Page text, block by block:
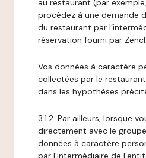
au restaurant (par
procédez à une demande
du restaurant par
réservation fourni par
Vos données à caractère
collectées par le
dans les hypothèses
3.1.2. Par ailleurs, lorsque
directement avec le
données à caractère
par l’intermédiaire de